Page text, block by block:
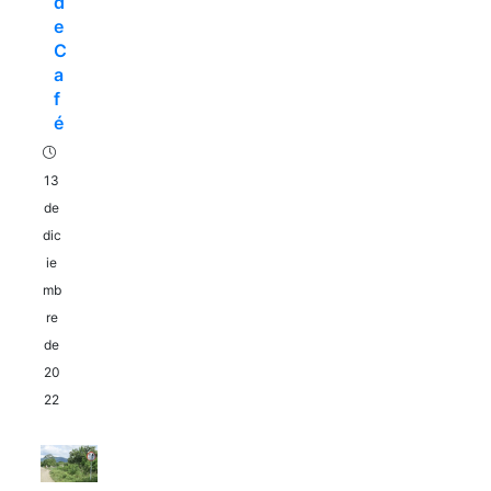
e
C
a
f
é
13
de
dic
ie
mb
re
de
20
22